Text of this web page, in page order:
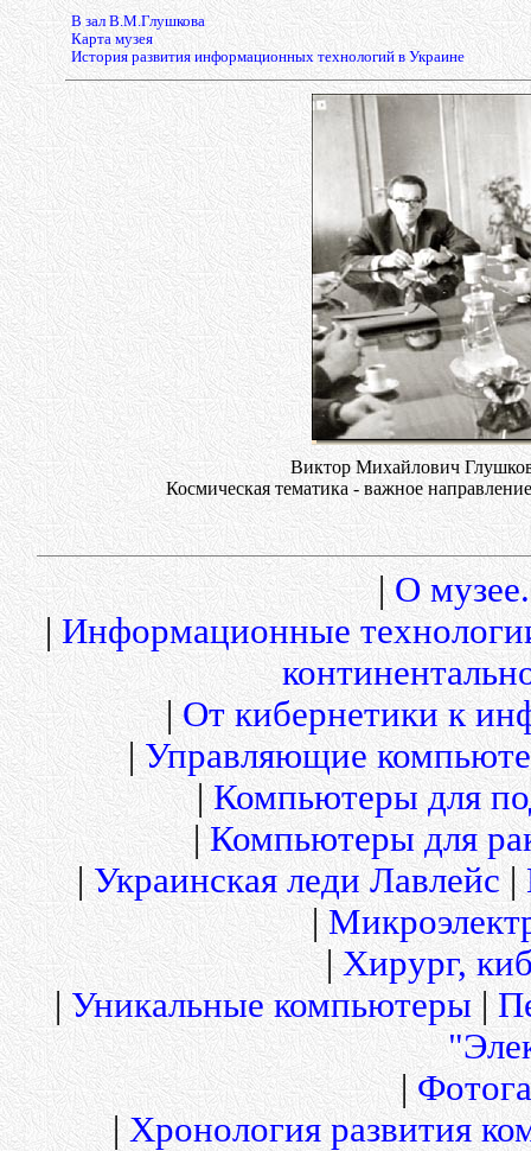
В зал В.М.Глушкова
Карта музея
История развития информационных технологий в Украине
Виктор Михайлович
Космическая тематика - важное
|О
|Информационные
|От кибернетики к
|Управляющие
|Компьютеры для
|Компьютеры для
|Украинская леди Лавлейс|
|
|Хирург,
|Уникальные компьютеры|
|
|Хронология развития